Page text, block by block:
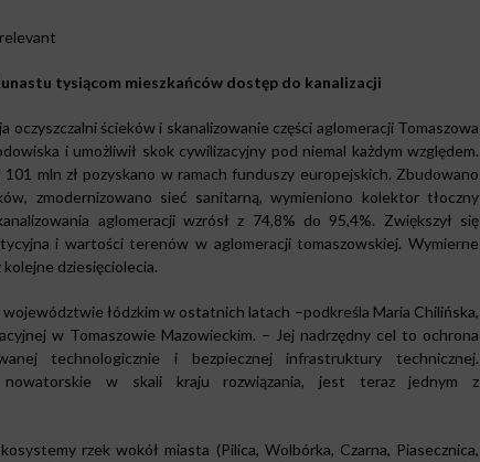
tysiącom mieszkańców dostęp do kanalizacji
ścieków i skanalizowanie części aglomeracji Tomaszowa
i umożliwił skok cywilizacyjny pod niemal każdym względem.
mln zł pozyskano w ramach funduszy europejskich. Zbudowano
zmodernizowano sieć sanitarną, wymieniono kolektor tłoczny
aglomeracji wzrósł z 74,8% do 95,4%. Zwiększył się
i wartości terenów w aglomeracji tomaszowskiej. Wymierne
dziesięciolecia.
łódzkim w ostatnich latach –podkreśla Maria Chilińska,
w Tomaszowie Mazowieckim. – Jej nadrzędny cel to ochrona
technologicznie i bezpiecznej infrastruktury technicznej.
nowatorskie w skali kraju rozwiązania, jest teraz jednym z
rzek wokół miasta (Pilica, Wolbórka, Czarna, Piasecznica,